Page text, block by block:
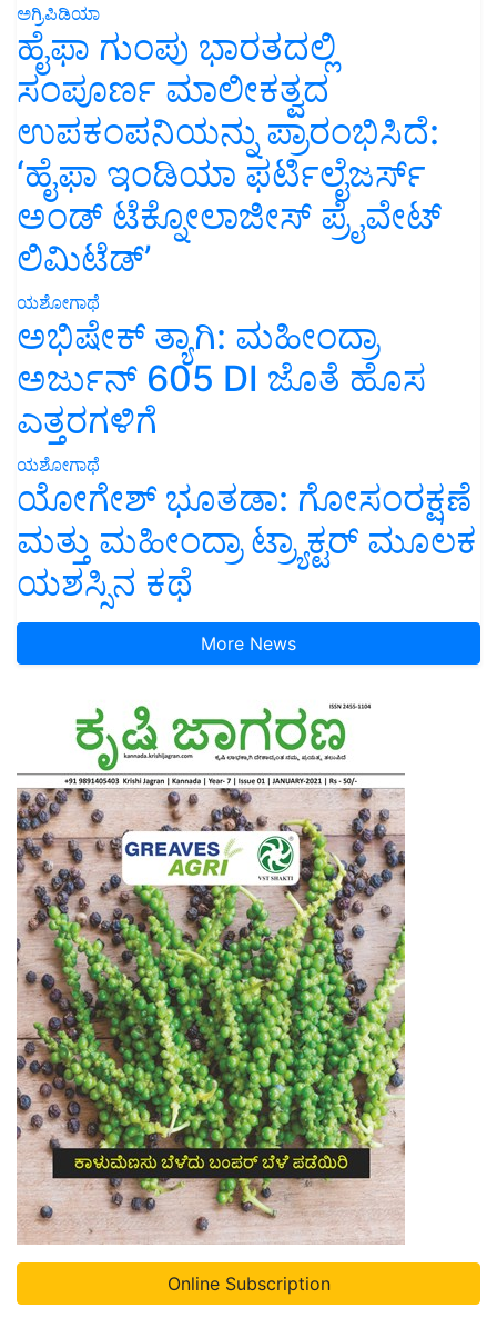
ಅಗ್ರಿಪಿಡಿಯಾ
ಹೈಫಾ ಗುಂಪು ಭಾರತದಲ್ಲಿ
ಸಂಪೂರ್ಣ ಮಾಲೀಕತ್ವದ
ಉಪಕಂಪನಿಯನ್ನು ಪ್ರಾರಂಭಿಸಿದೆ:
‘ಹೈಫಾ ಇಂಡಿಯಾ ಫರ್ಟಿಲೈಜರ್ಸ್
ಅಂಡ್ ಟೆಕ್ನೋಲಾಜೀಸ್ ಪ್ರೈವೇಟ್
ಲಿಮಿಟೆಡ್’
ಯಶೋಗಾಥೆ
ಅಭಿಷೇಕ್ ತ್ಯಾಗಿ: ಮಹೀಂದ್ರಾ
ಅರ್ಜುನ್ 605 DI ಜೊತೆ ಹೊಸ
ಎತ್ತರಗಳಿಗೆ
ಯಶೋಗಾಥೆ
ಯೋಗೇಶ್ ಭೂತಡಾ: ಗೋಸಂರಕ್ಷಣೆ
ಮತ್ತು ಮಹೀಂದ್ರಾ ಟ್ರ್ಯಾಕ್ಟರ್ ಮೂಲಕ
ಯಶಸ್ಸಿನ ಕಥೆ
More News
Online Subscription